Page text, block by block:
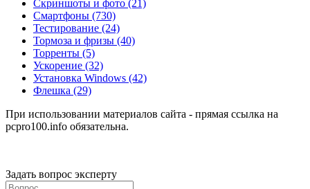
Скриншоты и фото (21)
Смартфоны (730)
Тестирование (24)
Тормоза и фризы (40)
Торренты (5)
Ускорение (32)
Установка Windows (42)
Флешка (29)
При использовании материалов сайта - прямая ссылка на
pcpro100.info обязательна.
Задать вопрос эксперту